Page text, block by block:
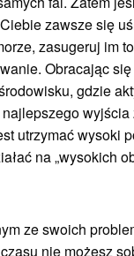
Ciebie zawsze się
zasugeruj im
Obracając
gdzie
wyjścia
utrzymać wysoki
na „wysokich
ze swoich
nie możesz